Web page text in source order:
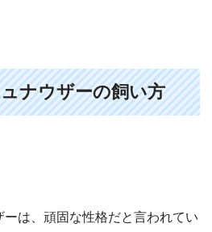
ナウザーの飼い方
ーは、頑固な性格だと言われてい